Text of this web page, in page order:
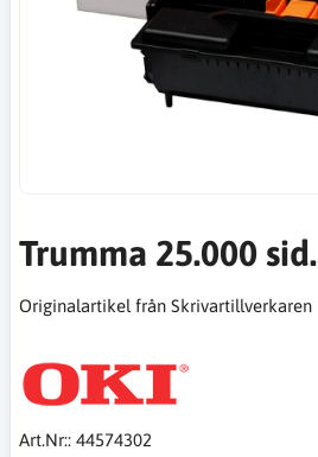
Trumma 25.000 sid.
Originalartikel från Skrivartillverkaren
Art.Nr:: 44574302